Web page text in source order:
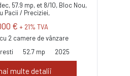
57.9 mp, et 8/10, Bloc Nou,
Pacii / Preciziei,
€ + 21% TVA
2 camere de vânzare
52.7 mp 2025
multe detalii